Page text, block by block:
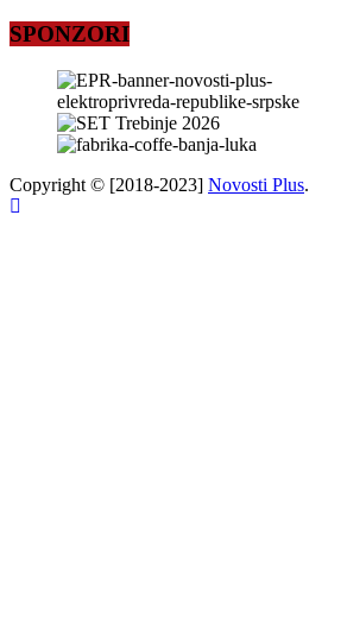
SPONZORI
Copyright © [2018-2023] Novosti Plus.